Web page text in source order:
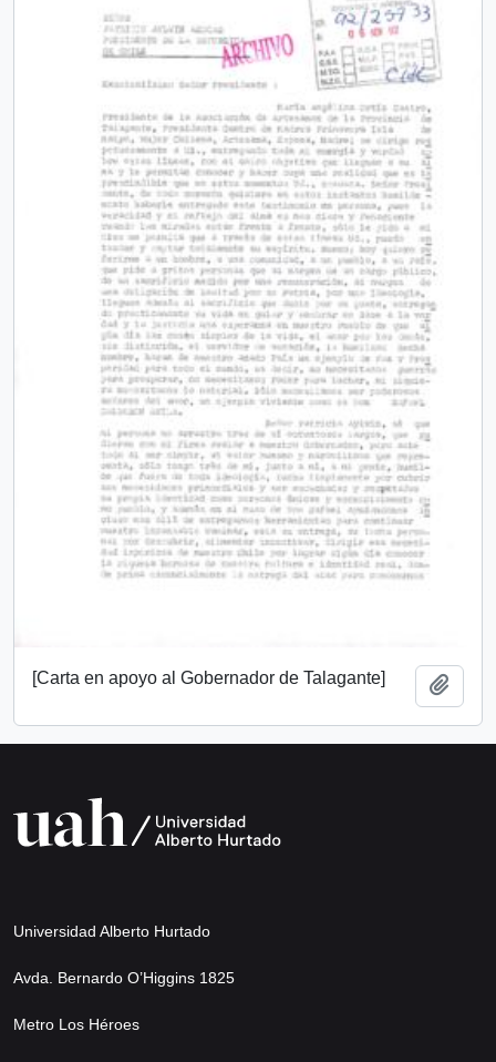
[Carta en apoyo al Gobernador de Talagante]
Universidad Alberto Hurtado
Avda. Bernardo O’Higgins 1825
Metro Los Héroes